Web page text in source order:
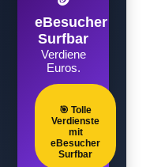
eBesucher
Surfbar
Verdiene
Euros.
🎯 Tolle
Verdienste
mit
eBesucher
Surfbar